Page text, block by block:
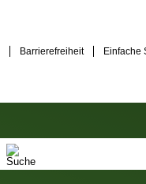
Barrierefreiheit Einfache